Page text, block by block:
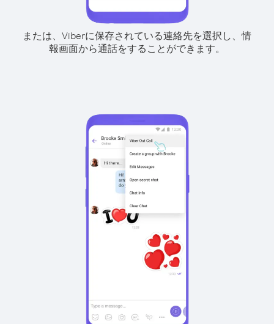
または、Viberに保存されている連絡先を選択し、情
報画面から通話をすることができます。